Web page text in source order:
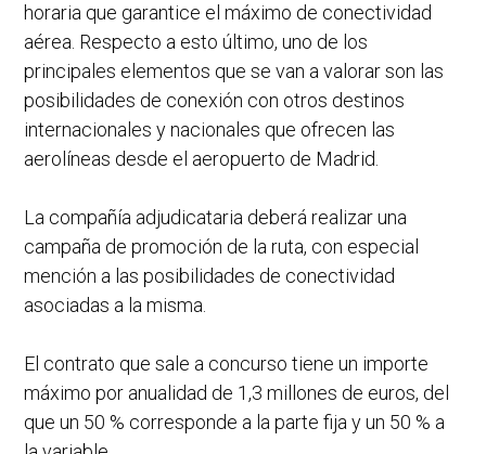
horaria que garantice el máximo de conectividad
aérea. Respecto a esto último, uno de los
principales elementos que se van a valorar son las
posibilidades de conexión con otros destinos
internacionales y nacionales que ofrecen las
aerolíneas desde el aeropuerto de Madrid.
La compañía adjudicataria deberá realizar una
campaña de promoción de la ruta, con especial
mención a las posibilidades de conectividad
asociadas a la misma.
El contrato que sale a concurso tiene un importe
máximo por anualidad de 1,3 millones de euros, del
que un 50 % corresponde a la parte fija y un 50 % a